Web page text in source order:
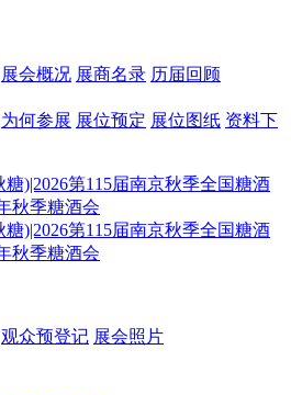
展会概况 展商名录 历届回顾
为何参展 展位预定 展位图纸 资料下
观众预登记 展会照片